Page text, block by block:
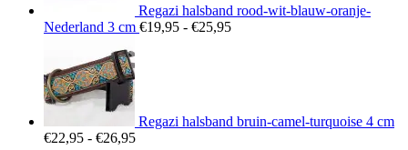
Regazi halsband rood-wit-blauw-oranje-
Nederland 3 cm €19,95 - €25,95Prijsklasse:
Regazi halsband bruin-camel-turquoise 4 cm
€22,95 - €26,95Prijsklasse: